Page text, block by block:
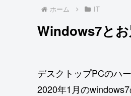
ホーム IT
Windows7とお
デスクトップPCのハ
2020年1月の